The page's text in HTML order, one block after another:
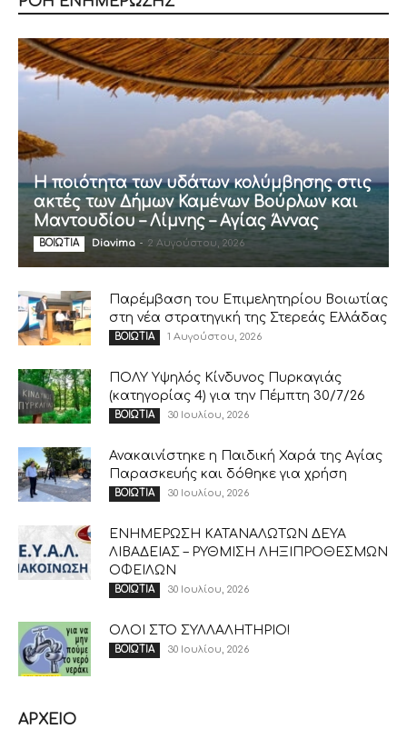
Η ποιότητα των υδάτων κολύμβησης στις
ακτές των Δήμων Καμένων Βούρλων και
Μαντουδίου – Λίμνης – Αγίας Άννας
ΒΟΙΩΤΙΑ Diavima - 2 Αυγούστου, 2026
Παρέμβαση του Επιμελητηρίου Βοιωτίας
στη νέα στρατηγική της Στερεάς Ελλάδας
ΒΟΙΩΤΙΑ 1 Αυγούστου, 2026
ΠΟΛΥ Υψηλός Κίνδυνος Πυρκαγιάς
(κατηγορίας 4) για την Πέμπτη 30/7/26
ΒΟΙΩΤΙΑ 30 Ιουλίου, 2026
Ανακαινίστηκε η Παιδική Χαρά της Αγίας
Παρασκευής και δόθηκε για χρήση
ΒΟΙΩΤΙΑ 30 Ιουλίου, 2026
ΕΝΗΜΕΡΩΣΗ ΚΑΤΑΝΑΛΩΤΩΝ ΔΕΥΑ
ΛΙΒΑΔΕΙΑΣ – ΡΥΘΜΙΣΗ ΛΗΞΙΠΡΟΘΕΣΜΩΝ
ΟΦΕΙΛΩΝ
ΒΟΙΩΤΙΑ 30 Ιουλίου, 2026
ΟΛΟΙ ΣΤΟ ΣΥΛΛΑΛΗΤΗΡΙΟ!
ΒΟΙΩΤΙΑ 30 Ιουλίου, 2026
ΑΡΧΕΙΟ